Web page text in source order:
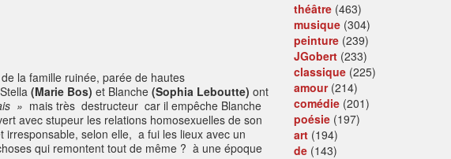
la famille ruinée, parée de hautes
(Marie Bos) et Blanche (Sophia Leboutte) ont
» mais très destructeur car il empêche Blanche
avec stupeur les relations homosexuelles de son
selon elle, a fui les lieux avec un
qui remontent tout de même ? à une époque
théâtre (463)
musique (304)
peinture (239)
JGobert (233)
classique (225)
amour(214)
comédie (201)
poésie (197)
art (194)
de (143)